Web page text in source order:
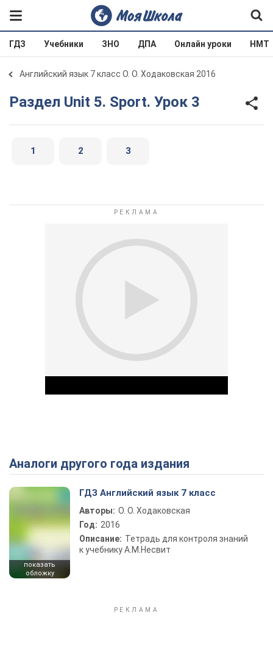
ГДЗ Учебники ЗНО ДПА Онлайн уроки НМТ
Английский язык 7 класс О. О. Ходаковская 2016
Раздел Unit 5. Sport. Урок 3
1 2 3
Play Video
Аналоги другого года издания
показать
обложку
ГДЗ Английский язык 7 класс
Авторы: О. О. Ходаковская
Год: 2016
Описание: Тетрадь для контроля знаний
к учебнику А.М.Несвит